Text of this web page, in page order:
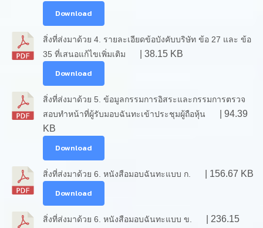
Download
สิ่งที่ส่งมาด้วย 4. รายละเอียดข้อบังคับบริษัท ข้อ 27 และ ข้อ
35 ที่เสนอแก้ไขเพิ่มเติม
| 38.15 KB
Download
สิ่งที่ส่งมาด้วย 5. ข้อมูลกรรมการอิสระและกรรมการตรวจ
สอบทำหน้าที่ผู้รับมอบฉันทะเข้าประชุมผู้ถือหุ้น
| 94.39
KB
Download
สิ่งที่ส่งมาด้วย 6. หนังสือมอบฉันทะแบบ ก. | 156.67 KB
Download
สิ่งที่ส่งมาด้วย 6. หนังสือมอบฉันทะแบบ ข.
| 236.15